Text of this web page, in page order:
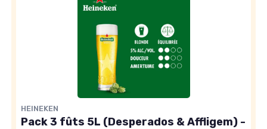
HEINEKEN
Pack 3 fûts 5L (Desperados & Affligem) -